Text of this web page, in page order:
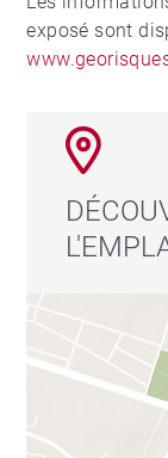
exposé sont